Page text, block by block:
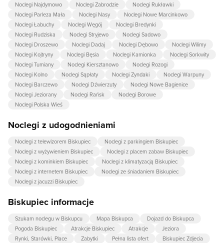
Noclegi Najdymowo
Noclegi Zabrodzie
Noclegi Rukławki
Noclegi Parleza Mała
Noclegi Nasy
Noclegi Nowe Marcinkowo
Noclegi Łabuchy
Noclegi Węgój
Noclegi Bredynki
Noclegi Rudziska
Noclegi Stryjewo
Noclegi Sadowo
Noclegi Droszewo
Noclegi Dadaj Noclegi Dębowo
Noclegi Wilimy
Noclegi Kojtryny
Noclegi Bęsia Noclegi Kamionka
Noclegi Sorkwity
Noclegi Tumiany
Noclegi Kiersztanowo
Noclegi Rozogi
Noclegi Kolno
Noclegi Sąpłaty Noclegi Zyndaki
Noclegi Warpuny
Noclegi Barczewo
Noclegi Dźwierzuty
Noclegi Nowe Bagienice
Noclegi Jeziorany
Noclegi Rańsk
Noclegi Borowe
Noclegi Polska Wieś
Noclegi z udogodnieniami
Noclegi z telewizorem Biskupiec
Noclegi z parkingiem Biskupiec
Noclegi z wyżywieniem Biskupiec
Noclegi z placem zabaw Biskupiec
Noclegi z kominkiem Biskupiec
Noclegi z klimatyzacją Biskupiec
Noclegi z internetem Biskupiec
Noclegi ze śniadaniem Biskupiec
Noclegi z jacuzzi Biskupiec
Biskupiec informacje
Szukam noclegu w Biskupcu Mapa Biskupca
Dojazd do Biskupca
Pogoda Biskupiec
Atrakcje Biskupiec Atrakcje
Jeziora
Rynki, Starówki, Place
Zabytki Pełna lista ofert
Biskupiec Zdjecia